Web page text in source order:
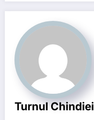
Turnul Chindiei